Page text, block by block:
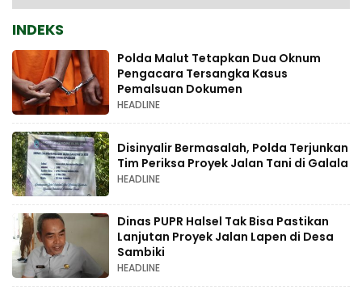
INDEKS
Polda Malut Tetapkan Dua Oknum
Pengacara Tersangka Kasus
Pemalsuan Dokumen
HEADLINE
Disinyalir Bermasalah, Polda Terjunkan
Tim Periksa Proyek Jalan Tani di Galala
HEADLINE
Dinas PUPR Halsel Tak Bisa Pastikan
Lanjutan Proyek Jalan Lapen di Desa
Sambiki
HEADLINE